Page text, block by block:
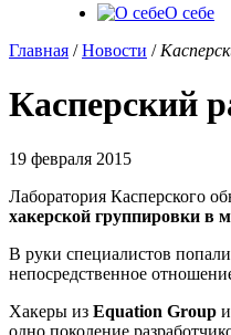
О себе
Главная /Новости /
Касперский
19 февраля 2015
Лаборатория Касперского
хакерской группировки в
В руки специалистов
непосредственное
Хакеры из Equation Group
одно поколение